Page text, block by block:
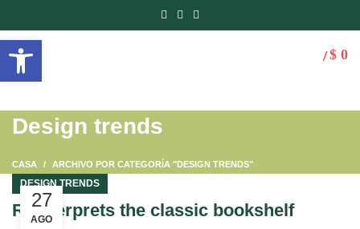
/ $ 0
Design trends
CASA ARCHIVO POR CATEGORÍA "DESIGN TRENDS"
27
AGO
DESIGN TRENDS
Reinterprets the classic bookshelf
Abrir barra de herramientas